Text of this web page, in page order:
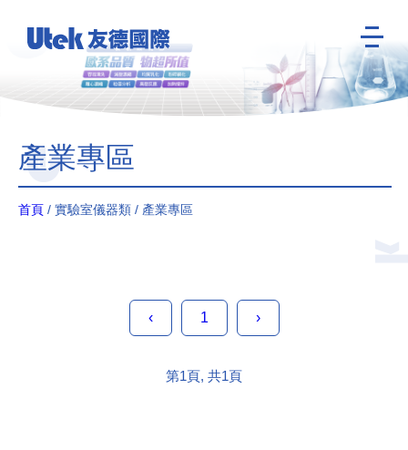
產業專區
首頁 / 實驗室儀器類 / 產業專區
‹ 1 ›
第1頁, 共1頁